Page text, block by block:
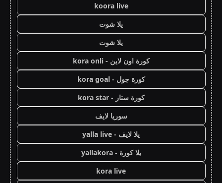
koora live
يلا شوت
يلا شوت
كورة اون لاين - kora onli
كورة جول - kora goal
كورة ستار - kora star
سوريا لايف
يلا لايف - yalla live
يلا كورة - yallakora
kora live